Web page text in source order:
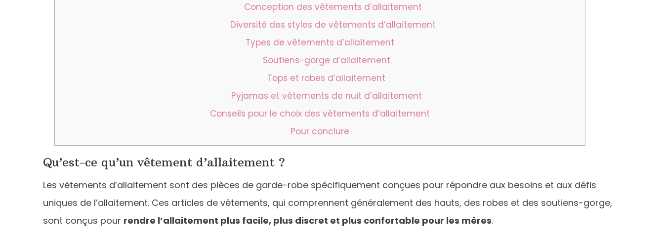
Conception des vêtements d’allaitement
Diversité des styles de vêtements d’allaitement
Types de vêtements d’allaitement
Soutiens-gorge d’allaitement
Tops et robes d’allaitement
Pyjamas et vêtements de nuit d’allaitement
Conseils pour le choix des vêtements d’allaitement
Pour conclure
Qu’est-ce qu’un vêtement d’allaitement ?
Les vêtements d’allaitement sont des pièces de garde-robe spécifiquement conçues pour répondre aux besoins et aux défis
uniques de l’allaitement. Ces articles de vêtements, qui comprennent généralement des hauts, des robes et des soutiens-gorge,
sont conçus pour rendre l’allaitement plus facile, plus discret et plus confortable pour les mères.